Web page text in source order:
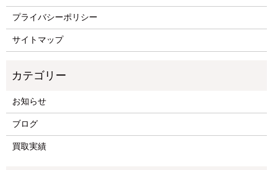
プライバシーポリシー
サイトマップ
お知らせ
ブログ
買取実績